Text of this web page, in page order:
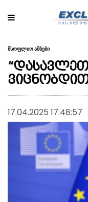
მსოფლიო ამბები
17.04.2025 17:48:57